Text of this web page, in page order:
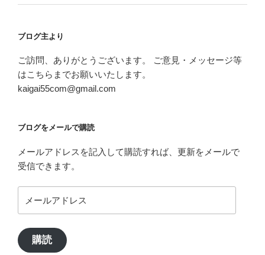
ブログ主より
ご訪問、ありがとうございます。 ご意見・メッセージ等
はこちらまでお願いいたします。
kaigai55com@gmail.com
ブログをメールで購読
メールアドレスを記入して購読すれば、更新をメールで
受信できます。
ー
ア
ド
購読